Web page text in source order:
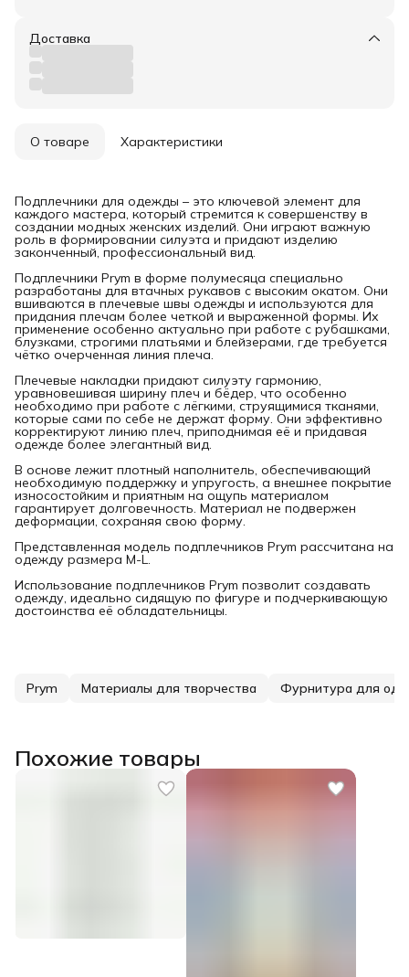
Доставка
О товаре Характеристики
Подплечники для одежды – это ключевой элемент для
каждого мастера, который стремится к совершенству в
создании модных женских изделий. Они играют важную
роль в формировании силуэта и придают изделию
законченный, профессиональный вид.
Подплечники Prym в форме полумесяца специально
разработаны для втачных рукавов с высоким окатом. Они
вшиваются в плечевые швы одежды и используются для
придания плечам более четкой и выраженной формы. Их
применение особенно актуально при работе с рубашками,
блузками, строгими платьями и блейзерами, где требуется
чётко очерченная линия плеча.
Плечевые накладки придают силуэту гармонию,
уравновешивая ширину плеч и бёдер, что особенно
необходимо при работе с лёгкими, струящимися тканями,
которые сами по себе не держат форму. Они эффективно
корректируют линию плеч, приподнимая её и придавая
одежде более элегантный вид.
В основе лежит плотный наполнитель, обеспечивающий
необходимую поддержку и упругость, а внешнее покрытие
износостойким и приятным на ощупь материалом
гарантирует долговечность. Материал не подвержен
деформации, сохраняя свою форму.
Представленная модель подплечников Prym рассчитана на
одежду размера M-L.
Использование подплечников Prym позволит создавать
одежду, идеально сидящую по фигуре и подчеркивающую
достоинства её обладательницы.
Prym Материалы для творчества Фурнитура для
Похожие товары